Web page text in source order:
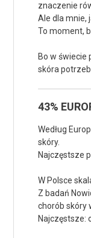
znaczenie
Ale dla mnie,
To moment,
Bo w świecie
skóra
43%
Według
skóry.
Najczęstsze
W Polsce
Z badań
chorób skóry
Najczęstsze: